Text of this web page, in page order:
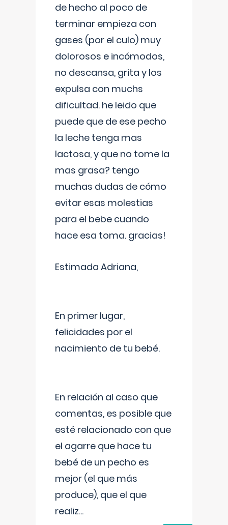
de hecho al poco de
terminar empieza con
gases (por el culo) muy
dolorosos e incómodos,
no descansa, grita y los
expulsa con muchs
dificultad. he leido que
puede que de ese pecho
la leche tenga mas
lactosa, y que no tome la
mas grasa? tengo
muchas dudas de cómo
evitar esas molestias
para el bebe cuando
hace esa toma. gracias!
Estimada Adriana,
En primer lugar,
felicidades por el
nacimiento de tu bebé.
En relación al caso que
comentas, es posible que
esté relacionado con que
el agarre que hace tu
bebé de un pecho es
mejor (el que más
produce), que el que
realiz...